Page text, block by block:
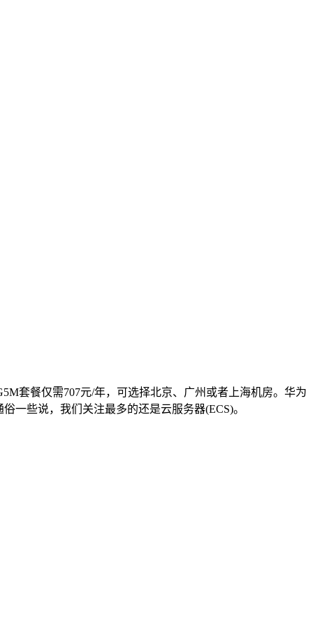
套餐仅需707元/年，可选择北京、广州或者上海机房。华为
一些说，我们关注最多的还是云服务器(ECS)。